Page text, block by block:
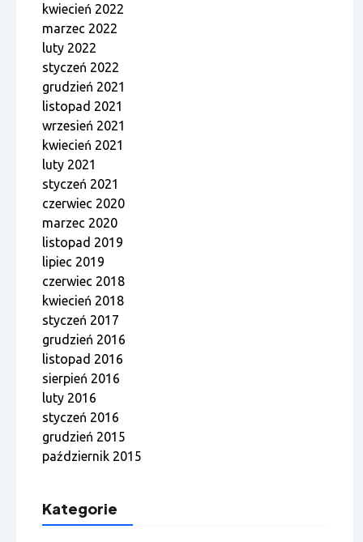
kwiecień 2022
marzec 2022
luty 2022
styczeń 2022
grudzień 2021
listopad 2021
wrzesień 2021
kwiecień 2021
luty 2021
styczeń 2021
czerwiec 2020
marzec 2020
listopad 2019
lipiec 2019
czerwiec 2018
kwiecień 2018
styczeń 2017
grudzień 2016
listopad 2016
sierpień 2016
luty 2016
styczeń 2016
grudzień 2015
październik 2015
Kategorie